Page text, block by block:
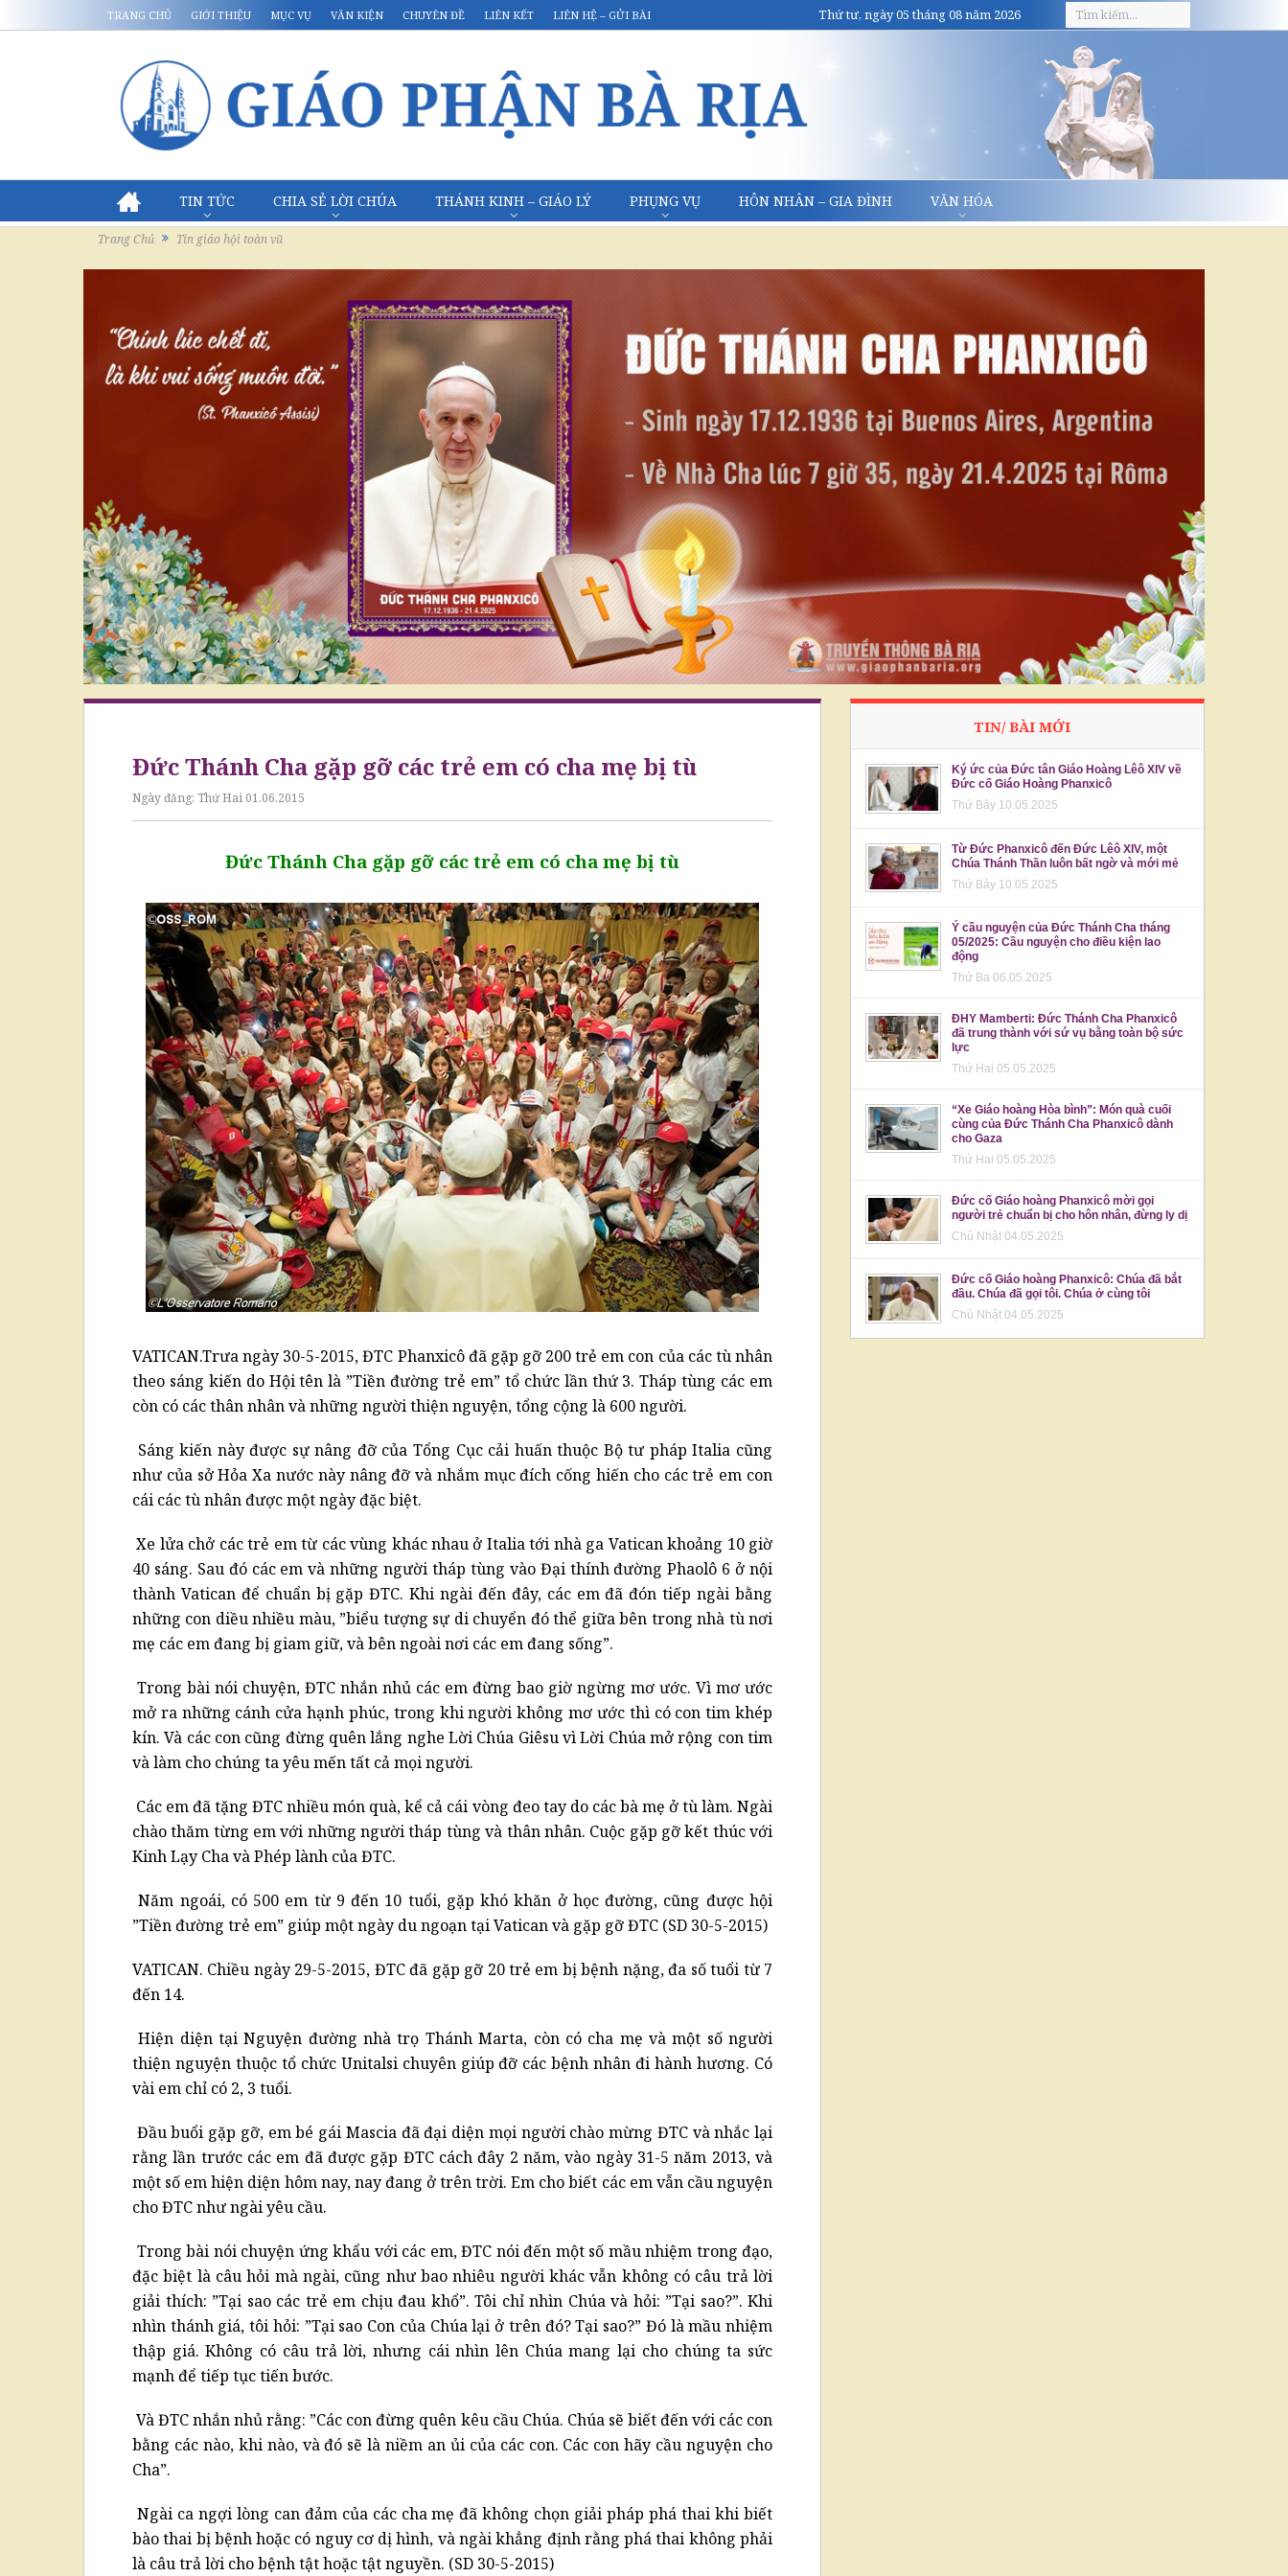
TRANG CHỦ GIỚI THIỆU MỤC VỤ VĂN KIỆN CHUYÊN ĐỀ LIÊN KẾT LIÊN HỆ – GỬI BÀI Thứ tư, ngày 05 tháng 08 năm 2026
TIN TỨC CHIA SẺ LỜI CHÚA THÁNH KINH – GIÁO LÝ PHỤNG VỤ HÔN NHÂN – GIA ĐÌNH VĂN HÓA
Trang Chủ Tin giáo hội toàn vũ
Đức Thánh Cha gặp gỡ các trẻ em có cha mẹ bị tù
Ngày đăng: Thứ Hai 01.06.2015
Đức Thánh Cha gặp gỡ các trẻ em có cha mẹ bị tù
VATICAN.Trưa ngày 30-5-2015, ĐTC Phanxicô đã gặp gỡ 200 trẻ em con của các tù nhân
theo sáng kiến do Hội tên là ”Tiền đường trẻ em” tổ chức lần thứ 3. Tháp tùng các em
còn có các thân nhân và những người thiện nguyện, tổng cộng là 600 người.
Sáng kiến này được sự nâng đỡ của Tổng Cục cải huấn thuộc Bộ tư pháp Italia cũng
như của sở Hỏa Xa nước này nâng đỡ và nhắm mục đích cống hiến cho các trẻ em con
cái các tù nhân được một ngày đặc biệt.
Xe lửa chở các trẻ em từ các vùng khác nhau ở Italia tới nhà ga Vatican khoảng 10 giờ
40 sáng. Sau đó các em và những người tháp tùng vào Đại thính đường Phaolô 6 ở nội
thành Vatican để chuẩn bị gặp ĐTC. Khi ngài đến đây, các em đã đón tiếp ngài bằng
những con diều nhiều màu, ”biểu tượng sự di chuyển đó thể giữa bên trong nhà tù nơi
mẹ các em đang bị giam giữ, và bên ngoài nơi các em đang sống”.
Trong bài nói chuyện, ĐTC nhắn nhủ các em đừng bao giờ ngừng mơ ước. Vì mơ ước
mở ra những cánh cửa hạnh phúc, trong khi người không mơ ước thì có con tim khép
kín. Và các con cũng đừng quên lắng nghe Lời Chúa Giêsu vì Lời Chúa mở rộng con tim
và làm cho chúng ta yêu mến tất cả mọi người.
Các em đã tặng ĐTC nhiều món quà, kể cả cái vòng đeo tay do các bà mẹ ở tù làm. Ngài
chào thăm từng em với những người tháp tùng và thân nhân. Cuộc gặp gỡ kết thúc với
Kinh Lạy Cha và Phép lành của ĐTC.
Năm ngoái, có 500 em từ 9 đến 10 tuổi, gặp khó khăn ở học đường, cũng được hội
”Tiền đường trẻ em” giúp một ngày du ngoạn tại Vatican và gặp gỡ ĐTC (SD 30-5-2015)
VATICAN. Chiều ngày 29-5-2015, ĐTC đã gặp gỡ 20 trẻ em bị bệnh nặng, đa số tuổi từ 7
đến 14.
Hiện diện tại Nguyện đường nhà trọ Thánh Marta, còn có cha mẹ và một số người
thiện nguyện thuộc tổ chức Unitalsi chuyên giúp đỡ các bệnh nhân đi hành hương. Có
vài em chỉ có 2, 3 tuổi.
Đầu buổi gặp gỡ, em bé gái Mascia đã đại diện mọi người chào mừng ĐTC và nhắc lại
rằng lần trước các em đã được gặp ĐTC cách đây 2 năm, vào ngày 31-5 năm 2013, và
một số em hiện diện hôm nay, nay đang ở trên trời. Em cho biết các em vẫn cầu nguyện
cho ĐTC như ngài yêu cầu.
Trong bài nói chuyện ứng khẩu với các em, ĐTC nói đến một số mầu nhiệm trong đạo,
đặc biệt là câu hỏi mà ngài, cũng như bao nhiêu người khác vẫn không có câu trả lời
giải thích: ”Tại sao các trẻ em chịu đau khổ”. Tôi chỉ nhìn Chúa và hỏi: ”Tại sao?”. Khi
nhìn thánh giá, tôi hỏi: ”Tại sao Con của Chúa lại ở trên đó? Tại sao?” Đó là mầu nhiệm
thập giá. Không có câu trả lời, nhưng cái nhìn lên Chúa mang lại cho chúng ta sức
mạnh để tiếp tục tiến bước.
Và ĐTC nhắn nhủ rằng: ”Các con đừng quên kêu cầu Chúa. Chúa sẽ biết đến với các con
bằng các nào, khi nào, và đó sẽ là niềm an ủi của các con. Các con hãy cầu nguyện cho
Cha”.
Ngài ca ngợi lòng can đảm của các cha mẹ đã không chọn giải pháp phá thai khi biết
bào thai bị bệnh hoặc có nguy cơ dị hình, và ngài khẳng định rằng phá thai không phải
là câu trả lời cho bệnh tật hoặc tật nguyền. (SD 30-5-2015)
TIN/ BÀI MỚI
Ký ức của Đức tân Giáo Hoàng Lêô XIV về
Đức cố Giáo Hoàng Phanxicô
Thứ Bảy 10.05.2025
Từ Đức Phanxicô đến Đức Lêô XIV, một
Chúa Thánh Thần luôn bất ngờ và mới mẻ
Thứ Bảy 10.05.2025
Ý cầu nguyện của Đức Thánh Cha tháng
05/2025: Cầu nguyện cho điều kiện lao
động
Thứ Ba 06.05.2025
ĐHY Mamberti: Đức Thánh Cha Phanxicô
đã trung thành với sứ vụ bằng toàn bộ sức
lực
Thứ Hai 05.05.2025
“Xe Giáo hoàng Hòa bình”: Món quà cuối
cùng của Đức Thánh Cha Phanxicô dành
cho Gaza
Thứ Hai 05.05.2025
Đức cố Giáo hoàng Phanxicô mời gọi
người trẻ chuẩn bị cho hôn nhân, đừng ly dị
Chủ Nhật 04.05.2025
Đức cố Giáo hoàng Phanxicô: Chúa đã bắt
đầu. Chúa đã gọi tôi. Chúa ở cùng tôi
Chủ Nhật 04.05.2025